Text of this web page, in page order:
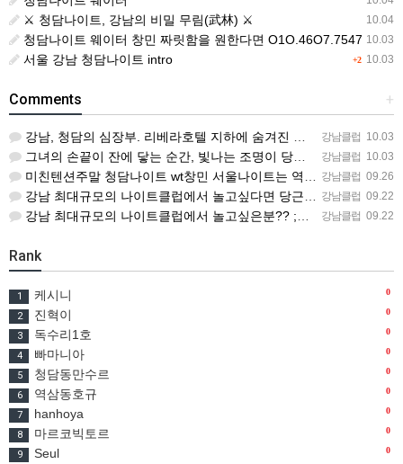
10.04
⚔️ 청담나이트, 강남의 비밀 무림(武林) ⚔️
10.03
청담나이트 웨이터 창민 짜릿함을 원한다면 O1O.46O7.7547
+2 10.03
서울 강남 청담나이트 intro
+
Comments
강남클럽 10.03
강남, 청담의 심장부. 리베라호텔 지하에 숨겨진 공간—청담나이트. 세련된 조명과 음악, 그리고 프라이빗한 룸…
강남클럽 10.03
그녀의 손끝이 잔에 닿는 순간, 빛나는 조명이 당신을 비춘다. 서울클럽 중 가장 뜨거운 무대, 청담나이트. …
강남클럽 09.26
미친텐션주말 청담나이트 wt창민 서울나이트는 역시 강남나이트 @창민 줄리아나나이트 @창민
강남클럽 09.22
강남 최대규모의 나이트클럽에서 놀고싶다면 당근 청담나이트로 문의 창민 o1o-46o7-7547 강남1등만 모…
강남클럽 09.22
강남 최대규모의 나이트클럽에서 놀고싶은분?? ;청담나이트 02-542-1035 창민 선착순룸!! 일찍가셔서 …
Rank
0
1 케시니
0
2 진혁이
0
3 독수리1호
0
4 빠마니아
0
5 청담동만수르
0
6 역삼동호규
0
7 hanhoya
0
8 마르코빅토르
0
9 Seul